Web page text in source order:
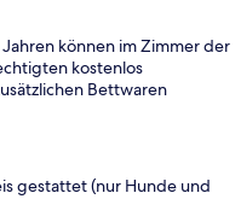
können im Zimmer der
kostenlos
Bettwaren
gestattet (nur Hunde und